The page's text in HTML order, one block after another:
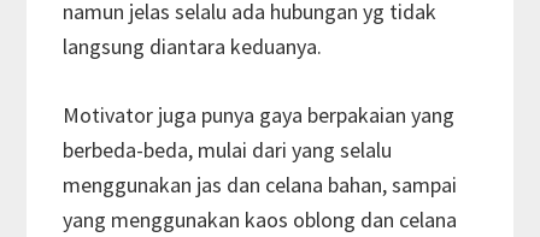
namun jelas selalu ada hubungan yg tidak
langsung diantara keduanya.
Motivator juga punya gaya berpakaian yang
berbeda-beda, mulai dari yang selalu
menggunakan jas dan celana bahan, sampai
yang menggunakan kaos oblong dan celana